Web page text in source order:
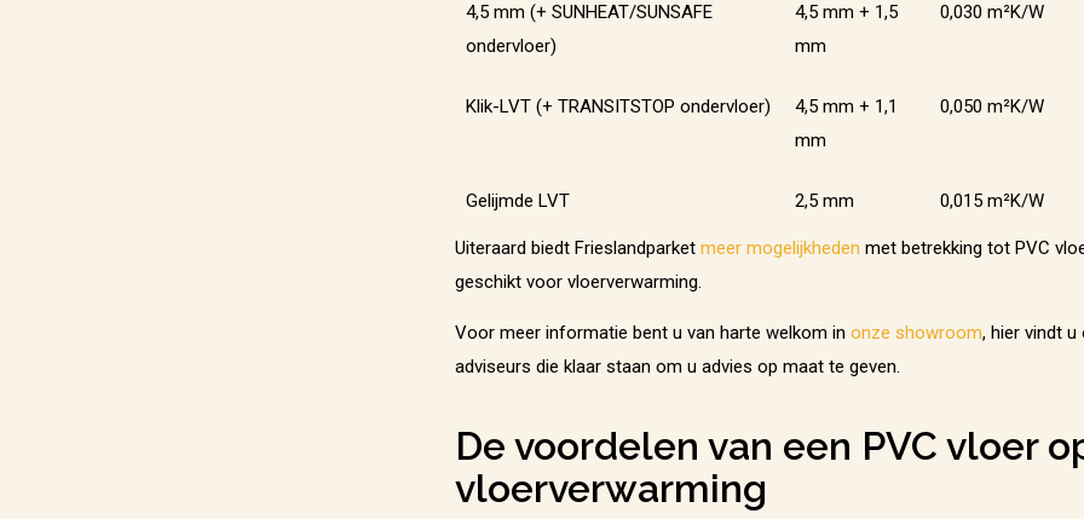
4,5 mm (+ SUNHEAT/SUNSAFE
ondervloer)
4,5 mm + 1,5
mm
0,030 m²K/W
Klik-LVT (+ TRANSITSTOP ondervloer)
4,5 mm + 1,1
mm
0,050 m²K/W
Gelijmde LVT 2,5 mm 0,015 m²K/W
Uiteraard biedt Frieslandparket meer mogelijkheden met betrekking tot PVC
geschikt voor vloerverwarming.
Voor meer informatie bent u van harte welkom in onze showroom, hier vindt u
adviseurs die klaar staan om u advies op maat te geven.
De voordelen van een PVC vloer
vloerverwarming